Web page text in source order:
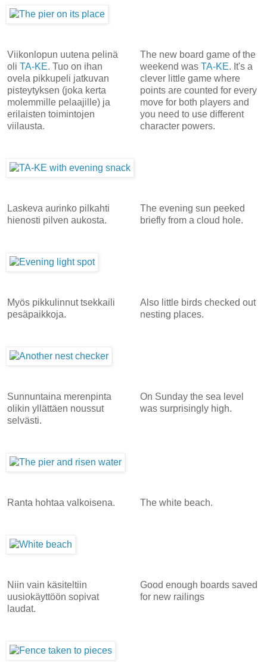
Viikonlopun uutena pelinä
oli TA-KE. Tuo on ihan
ovela pikkupeli jatkuvan
pisteytyksen (joka kerta
molemmille pelaajille) ja
erilaisten toimintojen
viilausta.
The new board game of the
weekend was TA-KE. It's a
clever little game where
points are counted for every
move for both players and
you need to use different
character powers.
Laskeva aurinko pilkahti
hienosti pilven aukosta.
The evening sun peeked
briefly from a cloud hole.
Myös pikkulinnut tsekkaili
pesäpaikkoja.
Also little birds checked out
nesting places.
Sunnuntaina merenpinta
olikin yllättäen noussut
selvästi.
On Sunday the sea level
was surprisingly high.
Ranta hohtaa valkoisena. The white beach.
Niin vain käsiteltiin
uusiokäyttöön sopivat
laudat.
Good enough boards saved
for new railings